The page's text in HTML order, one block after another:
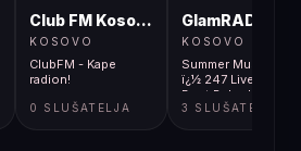
Club FM Kosovë
KOSOVO
ClubFM - Kape
radion!
0 SLUŠATELJA
GlamRADIO
KOSOVO
Summer Music
ï¿½ 247 Live Radio
Best Relax Hou
3 SLUŠATELJA